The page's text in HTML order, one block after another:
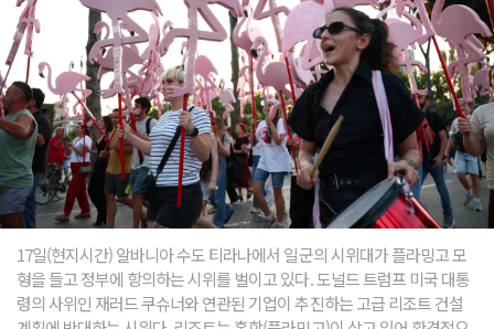
17일(현지시간) 알바니아 수도 티라나에서 일군의 시위대가 플라밍고 모
형을 들고 정부에 항의하는 시위를 벌이고 있다. 도널드 트럼프 미국 대통
령의 사위인 재러드 쿠슈너와 연관된 기업이 추진하는 고급 리조트 건설